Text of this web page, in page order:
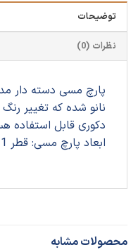
توضیحات
نظرات (0)
پارچ مسی دسته دار
نانو شده که تغییر
دکوری قابل استفاده
ابعاد پارچ مسی: قطر 11 ارتفاع 18 سانتی متر
محصولات مشابه